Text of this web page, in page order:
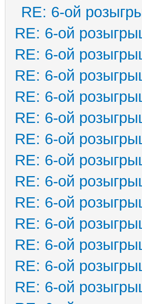
RE: 6-ой
RE: 6-ой
RE: 6-ой
RE: 6-ой
RE: 6-ой
RE: 6-ой
RE: 6-ой
RE: 6-ой
RE: 6-ой
RE: 6-ой
RE: 6-ой
RE: 6-ой
RE: 6-ой
RE: 6-ой